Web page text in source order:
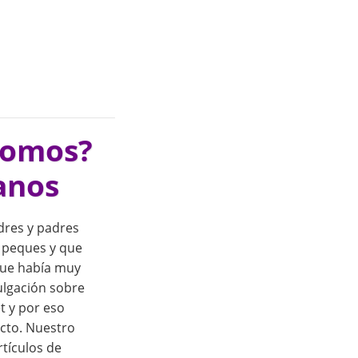
y padres
y que
había muy
sobre
y por eso
Nuestro
de